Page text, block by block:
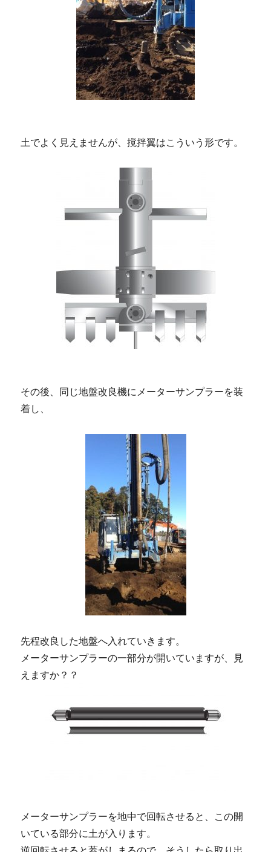
土でよく見えませんが、撹拌翼はこういう形です。
その後、同じ地盤改良機にメーターサンプラーを装
着し、
先程改良した地盤へ入れていきます。
メーターサンプラーの一部分が開いていますが、見
えますか？？
メーターサンプラーを地中で回転させると、この開
いている部分に土が入ります。